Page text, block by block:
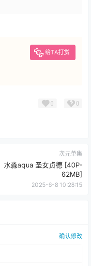
给TA打赏
0 0
次元单集
水淼aqua 圣女贞德 [40P-
62MB]
2025-6-8 10:28:15
确认修改